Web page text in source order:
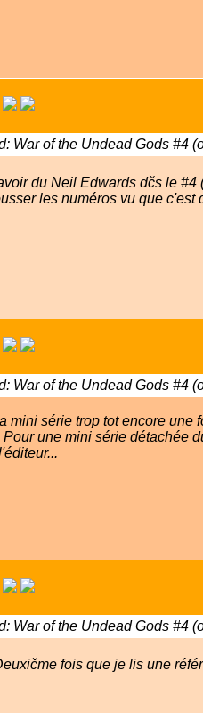
War of the Undead Gods #4
du Neil Edwards dčs le
les numéros vu que c'est
War of the Undead Gods #4
mini série trop tot encore une
Pour une mini série détachée
War of the Undead Gods #4
fois que je lis une